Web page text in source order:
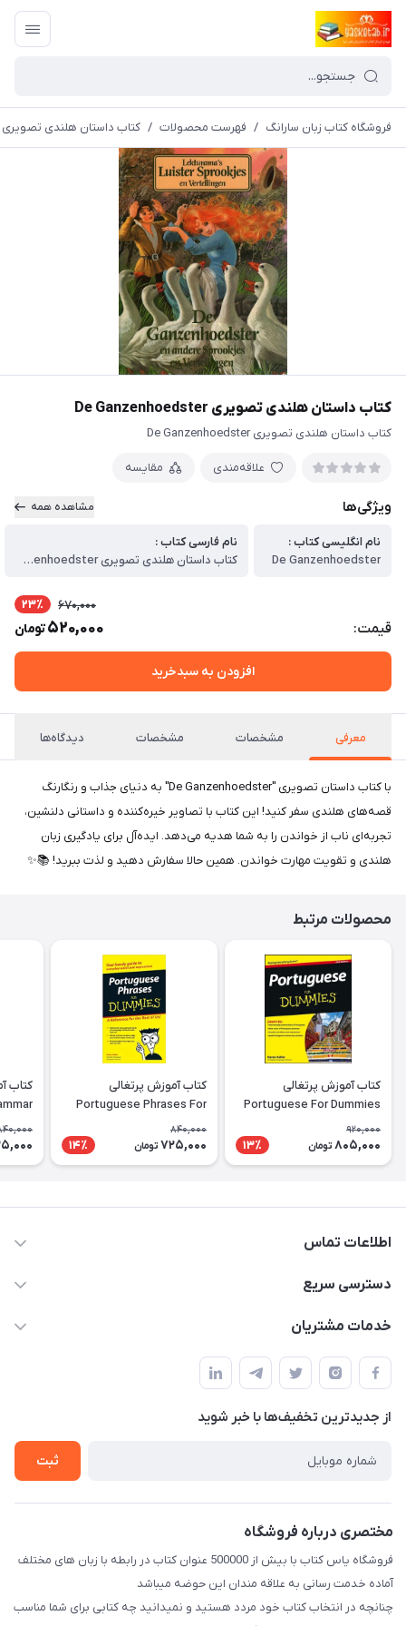
فروشگاه کتاب زبان سارانگ / فهرست محصولات / کتاب داستان هلندی تصویری De Ganzenhoedster
کتاب داستان هلندی تصویری De Ganzenhoedster
کتاب داستان هلندی تصویری De Ganzenhoedster
علاقه‌مندی مقایسه
ویژگی‌ها مشاهده همه
نام انگلیسی کتاب :
De Ganzenhoedster
نام فارسی کتاب :
کتاب داستان هلندی تصویری De Ganzenhoedster
قیمت:
670,000 23٪
520,000تومان
افزودن به سبدخرید
معرفی مشخصات مشخصات دیدگاه‌ها
با کتاب داستان تصویری "De Ganzenhoedster" به دنیای جذاب و رنگارنگ
قصه‌های هلندی سفر کنید! این کتاب با تصاویر خیره‌کننده و داستانی دلنشین،
تجربه‌ای ناب از خواندن را به شما هدیه می‌دهد. ایده‌آل برای یادگیری زبان
هلندی و تقویت مهارت خواندن. همین حالا سفارش دهید و لذت ببرید! 📚✨
محصولات مرتبط
کتاب آموزش پرتغالی
Portuguese For Dummies
920,000
805,000 تومان 13٪
کتاب آموزش پرتغالی
Portuguese Phrases For
Dummies
840,000
725,000 تومان 14٪
اطلاعات تماس
09371742423
طبقه بالای دنیای لبنیات (مراجعه حضوری فقط در صورت هماهنگی
قبلی با شماره ۰۹۳۷۱۷۴۲۴۲۳ امکان پذیر است)
دسترسی سریع
حساب کاربری
لیست محصولات
درباره ما
خدمات مشتریان
قوانین و مقررات
حریم خصوصی
راهنما
از جدید‌ترین تخفیف‌ها با‌ خبر شوید
ثبت
مختصری درباره فروشگاه
فروشگاه یاس کتاب با بیش از 500000 عنوان کتاب در رابطه با زبان های مختلف
آماده خدمت رسانی به علاقه مندان این حوضه میباشد
چنانچه در انتخاب کتاب خود مردد هستید و نمیدانید چه کتابی برای شما مناسب